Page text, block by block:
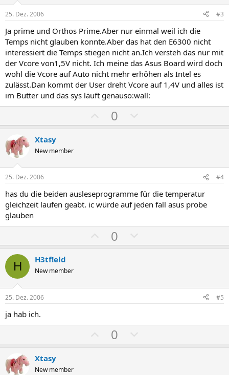
v
e
S
t
i
m
m
e
v
e
S
t
i
m
m
e
25. Dez. 2006 #3
Ja prime und Orthos Prime.Aber nur einmal weil ich die
Temps nicht glauben konnte.Aber das hat den E6300 nicht
interessiert die Temps stiegen nicht an.Ich versteh das nur mit
der Vcore von1,5V nicht. Ich meine das Asus Board wird doch
wohl die Vcore auf Auto nicht mehr erhöhen als Intel es
zulässt.Dan kommt der User dreht Vcore auf 1,4V und alles ist
im Butter und das sys läuft genauso:wall:
o
t
v
e
S
t
m
0
e
t
v
e
S
t
m
Xtasy
New member
25. Dez. 2006 #4
has du die beiden ausleseprogramme für die temperatur
gleichzeit laufen geabt. ic würde auf jeden fall asus probe
glauben
o
t
v
e
t
0
e
t
v
e
t
H H3tf!eld
New member
25. Dez. 2006 #5
ja hab ich.
o
0
e
Xtasy
New member